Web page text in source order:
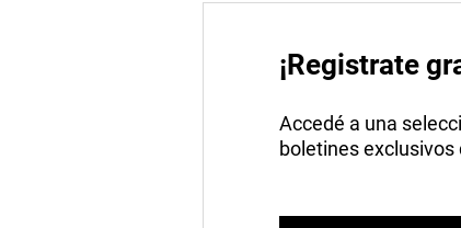
¡Registrate
Accedé a una
boletines exclusivos